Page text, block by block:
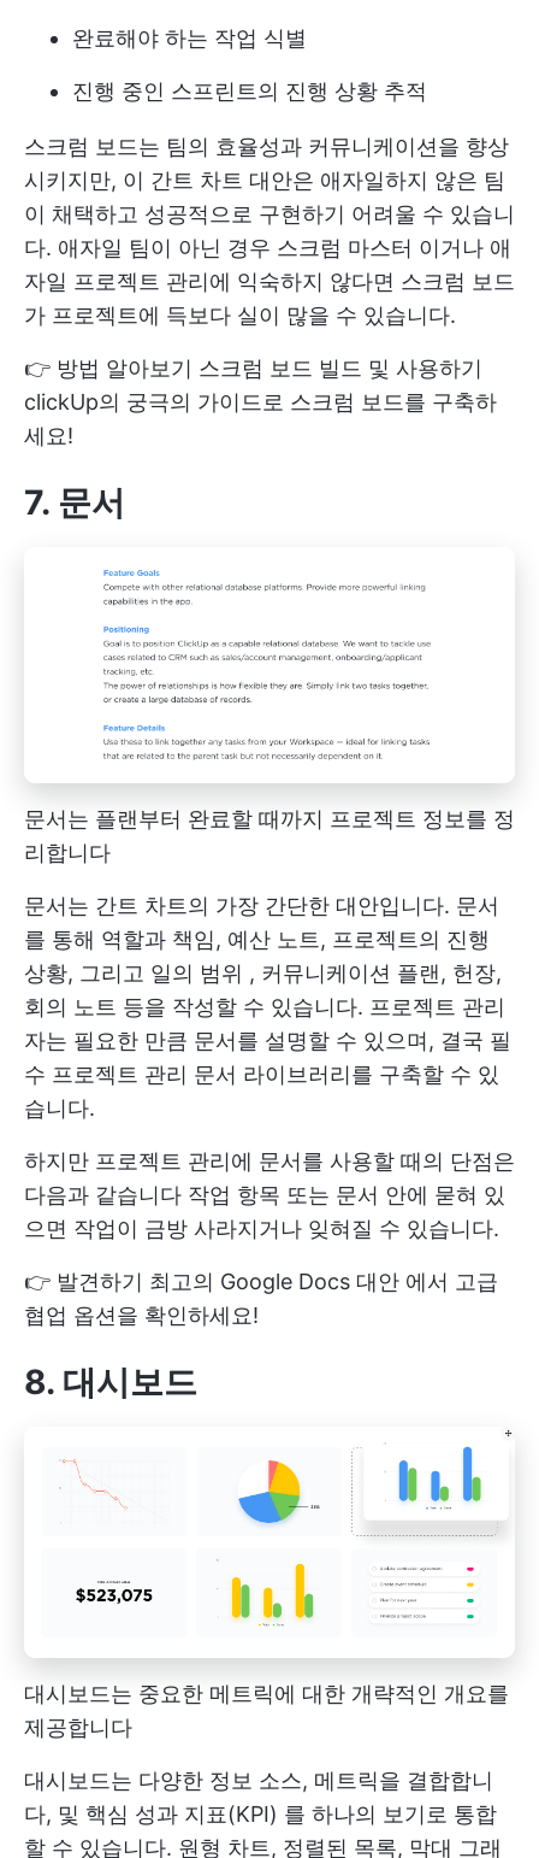
완료해야 하는 작업 식별
진행 중인 스프린트의 진행 상황 추적
스크럼 보드는 팀의 효율성과 커뮤니케이션을 향상
시키지만, 이 간트 차트 대안은 애자일하지 않은 팀
이 채택하고 성공적으로 구현하기 어려울 수 있습니
다. 애자일 팀이 아닌 경우 스크럼 마스터 이거나 애
자일 프로젝트 관리에 익숙하지 않다면 스크럼 보드
가 프로젝트에 득보다 실이 많을 수 있습니다.
👉 방법 알아보기 스크럼 보드 빌드 및 사용하기
clickUp의 궁극의 가이드로 스크럼 보드를 구축하
세요!
7. 문서
문서는 플랜부터 완료할 때까지 프로젝트 정보를 정
리합니다
문서는 간트 차트의 가장 간단한 대안입니다. 문서
를 통해 역할과 책임, 예산 노트, 프로젝트의 진행
상황, 그리고 일의 범위 , 커뮤니케이션 플랜, 헌장,
회의 노트 등을 작성할 수 있습니다. 프로젝트 관리
자는 필요한 만큼 문서를 설명할 수 있으며, 결국 필
수 프로젝트 관리 문서 라이브러리를 구축할 수 있
습니다.
하지만 프로젝트 관리에 문서를 사용할 때의 단점은
다음과 같습니다 작업 항목 또는 문서 안에 묻혀 있
으면 작업이 금방 사라지거나 잊혀질 수 있습니다.
👉 발견하기 최고의 Google Docs 대안 에서 고급
협업 옵션을 확인하세요!
8. 대시보드
대시보드는 중요한 메트릭에 대한 개략적인 개요를
제공합니다
대시보드는 다양한 정보 소스, 메트릭을 결합합니
다, 및 핵심 성과 지표(KPI) 를 하나의 보기로 통합
할 수 있습니다. 원형 차트, 정렬된 목록, 막대 그래